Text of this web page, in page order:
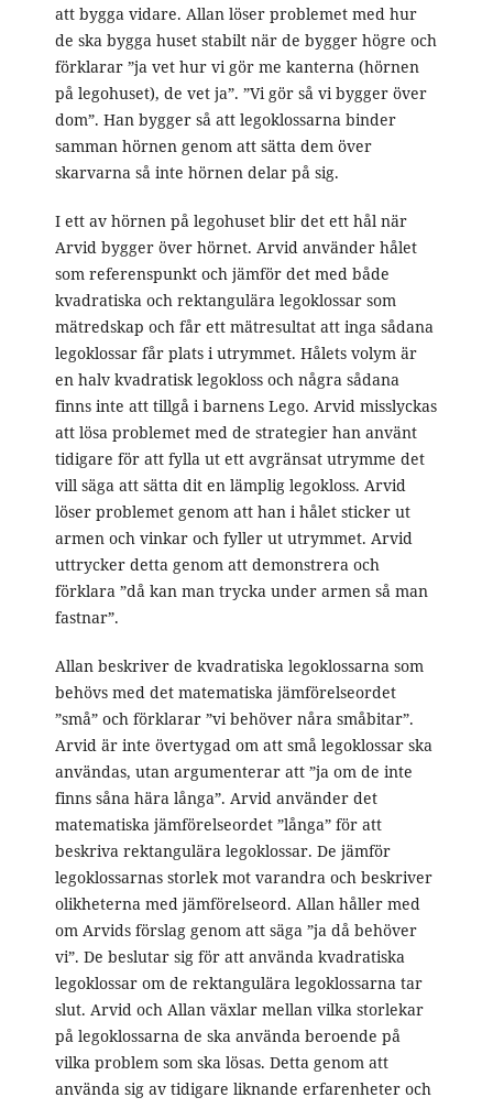
att bygga vidare. Allan löser problemet med hur
de ska bygga huset stabilt när de bygger högre och
förklarar ”ja vet hur vi gör me kanterna (hörnen
på legohuset), de vet ja”. ”Vi gör så vi bygger över
dom”. Han bygger så att legoklossarna binder
samman hörnen genom att sätta dem över
skarvarna så inte hörnen delar på sig.
I ett av hörnen på legohuset blir det ett hål när
Arvid bygger över hörnet. Arvid använder hålet
som referenspunkt och jämför det med både
kvadratiska och rektangulära legoklossar som
mätredskap och får ett mätresultat att inga sådana
legoklossar får plats i utrymmet. Hålets volym är
en halv kvadratisk legokloss och några sådana
finns inte att tillgå i barnens Lego. Arvid misslyckas
att lösa problemet med de strategier han använt
tidigare för att fylla ut ett avgränsat utrymme det
vill säga att sätta dit en lämplig legokloss. Arvid
löser problemet genom att han i hålet sticker ut
armen och vinkar och fyller ut utrymmet. Arvid
uttrycker detta genom att demonstrera och
förklara ”då kan man trycka under armen så man
fastnar”.
Allan beskriver de kvadratiska legoklossarna som
behövs med det matematiska jämförelseordet
”små” och förklarar ”vi behöver nåra småbitar”.
Arvid är inte övertygad om att små legoklossar ska
användas, utan argumenterar att ”ja om de inte
finns såna hära långa”. Arvid använder det
matematiska jämförelseordet ”långa” för att
beskriva rektangulära legoklossar. De jämför
legoklossarnas storlek mot varandra och beskriver
olikheterna med jämförelseord. Allan håller med
om Arvids förslag genom att säga ”ja då behöver
vi”. De beslutar sig för att använda kvadratiska
legoklossar om de rektangulära legoklossarna tar
slut. Arvid och Allan växlar mellan vilka storlekar
på legoklossarna de ska använda beroende på
vilka problem som ska lösas. Detta genom att
använda sig av tidigare liknande erfarenheter och